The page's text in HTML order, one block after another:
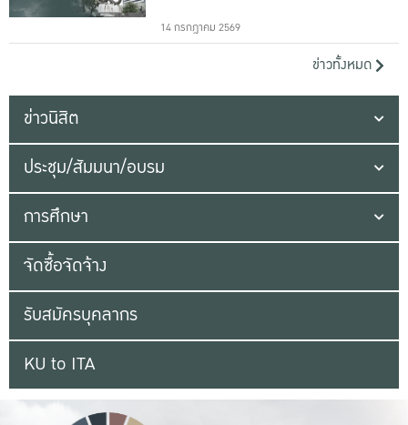
14 กรกฎาคม 2569
ข่าวทั้งหมด
ข่าวนิสิต
ประชุม/สัมมนา/อบรม
การศึกษา
จัดซื้อจัดจ้าง
รับสมัครบุคลากร
KU to ITA